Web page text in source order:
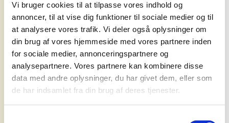
Vi bruger cookies til at tilpasse vores indhold og
annoncer, til at vise dig funktioner til sociale medier og til
at analysere vores trafik. Vi deler også oplysninger om
din brug af vores hjemmeside med vores partnere inden
for sociale medier, annonceringspartnere og
analysepartnere. Vores partnere kan kombinere disse
data med andre oplysninger, du har givet dem, eller som
de har indsamlet fra din brug af deres tjenester.
koncerter
agentur
Efter at have indtaget nogle af landets
største festivaler og spillesteder de
seneste år, er Skinz nu klar til at tage sin
liveoplevelse til næste niveau. Foråret
2026 byder på en helt ny turné, hvor han –
flankeret af et stærkt liveband – løfter sin
koncertoplevelse til nye højder. Publikum
kan se frem til en festlig, farverig og
energifyldt musikoplevelse, hvor Skinz